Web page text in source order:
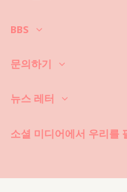
BBS
문의하기
뉴스 레터
소셜 미디어에서 우리를